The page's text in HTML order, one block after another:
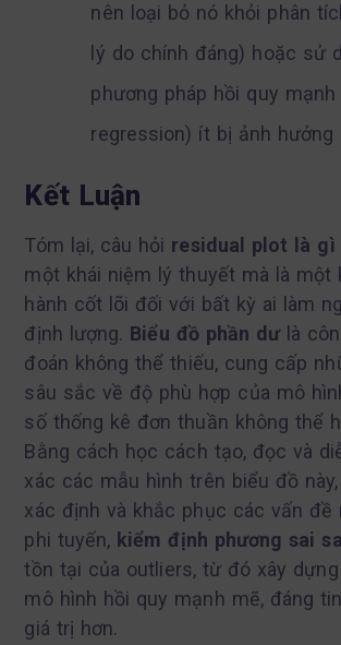
nên loại bỏ nó khỏi phân
lý do chính đáng) hoặc sử
phương pháp hồi quy
regression) ít bị ảnh hưởng
Kết Luận
Tóm lại, câu hỏi residual plot là gì
một khái niệm lý thuyết mà là một
hành cốt lõi đối với bất kỳ ai làm
định lượng. Biểu đồ phần dưlà
đoán không thể thiếu, cung cấp
sâu sắc về độ phù hợp của mô
số thống kê đơn thuần không thể
Bằng cách học cách tạo, đọc và
xác các mẫu hình trên biểu đồ
xác định và khắc phục các vấn đề
phi tuyến, kiểm định phương sai
tồn tại của outliers, từ đó xây
mô hình hồi quy mạnh mẽ, đáng
giá trị hơn.